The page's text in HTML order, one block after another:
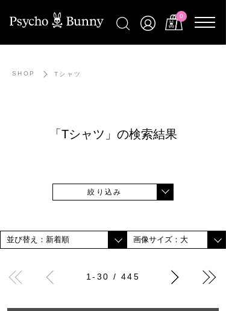
0
SHOP Tシャツ
「Tシャツ」の検索結果
絞り込み
1-30 / 445